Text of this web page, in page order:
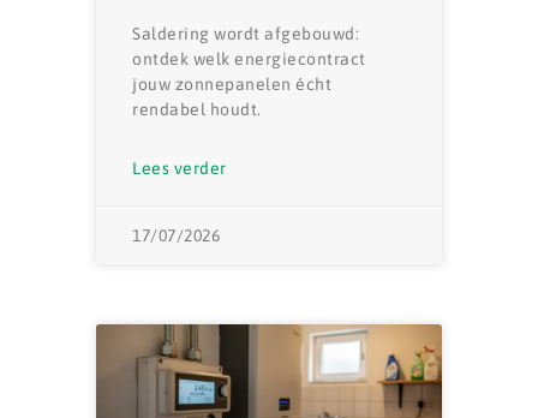
Saldering wordt afgebouwd:
ontdek welk energiecontract
jouw zonnepanelen écht
rendabel houdt.
Lees verder
17/07/2026